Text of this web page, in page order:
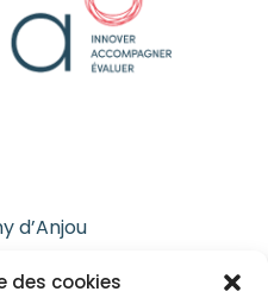
des cookies
d’Anjou